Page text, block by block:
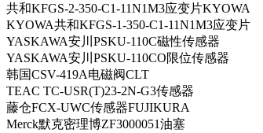
共和KFGS-2-350-C1-11N1M3应变片KYOWA
KYOWA共和KFGS-1-350-C1-11N1M3应变片
YASKAWA安川PSKU-110C磁性传感器
YASKAWA安川PSKU-110CO限位传感器
韩国CSV-419A电磁阀CLT
TEAC TC-USR(T)23-2N-G3传感器
藤仓FCX-UWC传感器FUJIKURA
Merck默克密理博ZF3000051油塞